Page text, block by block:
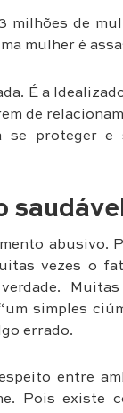
milhões de
mulher é
É a
de
se proteger e
abusivo.
vezes o
simples
errado.
entre
Pois existe